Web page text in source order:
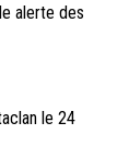
alerte des
le 24